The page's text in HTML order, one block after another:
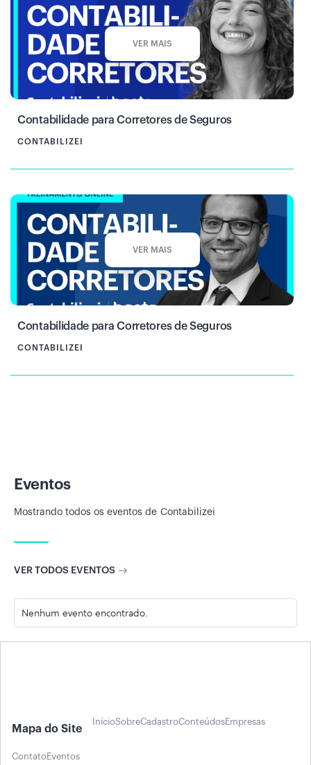
VER MAIS
Contabilidade para Corretores de Seguros
CONTABILIZEI
VER MAIS
Contabilidade para Corretores de Seguros
CONTABILIZEI
Eventos
Mostrando todos os eventos de Contabilizei
VER TODOS EVENTOS
Nenhum evento encontrado.
Mapa do Site
InícioSobreCadastroConteúdosEmpresas
ContatoEventos